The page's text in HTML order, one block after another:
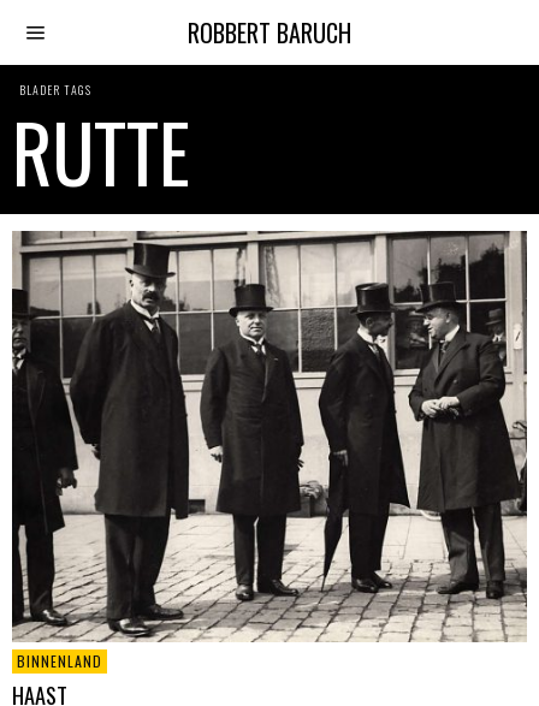
ROBBERT BARUCH
BLADER TAGS
RUTTE
BINNENLAND
HAAST